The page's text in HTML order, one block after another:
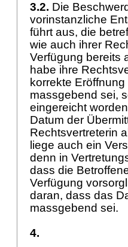
3.2. Die
vorinstanzliche
führt aus, die
wie auch ihrer
Verfügung bereits
habe ihre
korrekte
massgebend sei,
eingereicht
Datum der
Rechtsvertreterin
liege auch ein
denn in
dass die
Verfügung
daran, dass das
massgebend sei.
4.